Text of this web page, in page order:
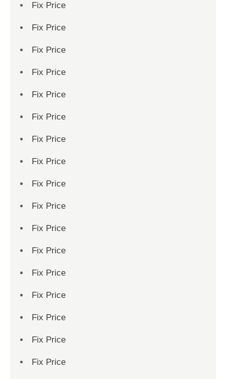
Fix Price
Fix Price
Fix Price
Fix Price
Fix Price
Fix Price
Fix Price
Fix Price
Fix Price
Fix Price
Fix Price
Fix Price
Fix Price
Fix Price
Fix Price
Fix Price
Fix Price